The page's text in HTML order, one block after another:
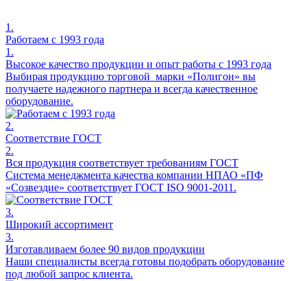
1.
Работаем с 1993 года
1.
Высокое качество продукции и опыт работы с 1993 года
Выбирая продукцию торговой марки «Полигон» вы
получаете надежного партнера и всегда качественное
оборудование.
2.
Соответствие ГОСТ
2.
Вся продукция соответствует требованиям ГОСТ
Система менеджмента качества компании НПАО «ПФ
«Созвездие» соответствует ГОСТ ISO 9001-2011.
3.
Широкий ассортимент
3.
Изготавливаем более 90 видов продукции
Наши специалисты всегда готовы подобрать оборудование
под любой запрос клиента.